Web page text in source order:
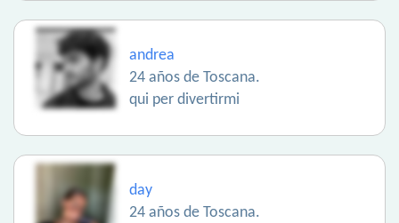
andrea
24 años de Toscana.
qui per divertirmi
day
24 años de Toscana.